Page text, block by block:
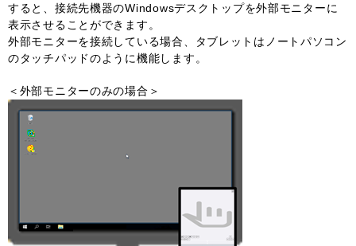
すると、接続先機器のWindowsデスクトップを外部モニターに
表示させることができます。
外部モニターを接続している場合、タブレットはノートパソコン
のタッチパッドのように機能します。
＜外部モニターのみの場合＞